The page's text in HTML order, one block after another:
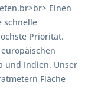
Einen
schnelle
Priorität.
und Indien. Unser
Fläche